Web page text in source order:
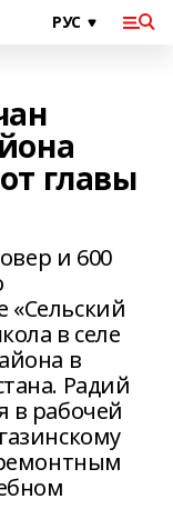
главы
и 600
«Сельский
в селе
в
Радий
в рабочей